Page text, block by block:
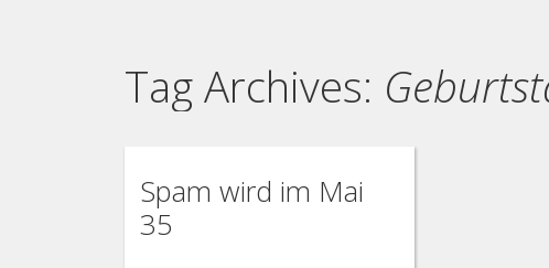
Tag Archives:
Spam wird im Mai
35